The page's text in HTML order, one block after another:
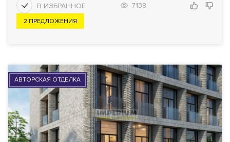
7138
2 ПРЕДЛОЖЕНИЯ
АВТОРСКАЯ ОТДЕЛКА